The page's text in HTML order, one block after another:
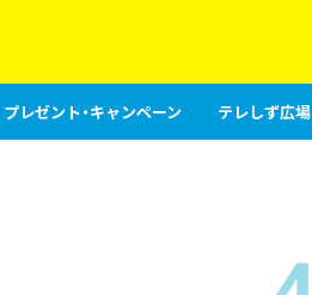
プレゼント・キャンペーン テレしず広場